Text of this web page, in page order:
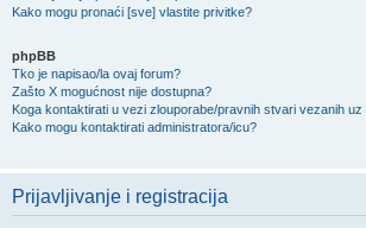
Kako mogu pronaći [sve] vlastite privitke?
phpBB
Tko je napisao/la ovaj forum?
Zašto X mogućnost nije dostupna?
Koga kontaktirati u vezi zlouporabe/pravnih stvari vezanih uz
Kako mogu kontaktirati administratora/icu?
Prijavljivanje i registracija